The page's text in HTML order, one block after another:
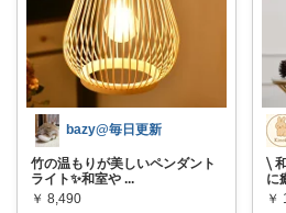
bazy@毎日更新
竹の温もりが美しいペンダント
ライト✨和室や ...
￥ 8,490
⧹
に
￥